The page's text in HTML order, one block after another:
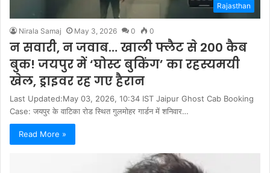
Rajasthan
Nirala Samaj May 3, 2026 0 0
न सवारी, न जवाब… खाली फ्लैट से 200 कैब
बुक! जयपुर में ‘घोस्ट बुकिंग’ का रहस्यमयी
खेल, ड्राइवर रह गए हैरान
Last Updated:May 03, 2026, 10:34 IST Jaipur Ghost Cab Booking
Case: जयपुर के वाटिका रोड स्थित गुलमोहर गार्डन में शनिवार…
Read More »